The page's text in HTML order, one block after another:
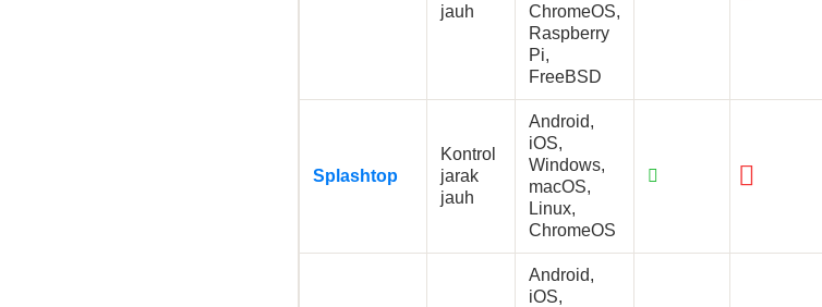
jauh
ChromeOS,
Raspberry
Pi,
FreeBSD
Splashtop
Kontrol
jarak
jauh
Android,
iOS,
Windows,
macOS,
Linux,
ChromeOS
Android,
iOS,